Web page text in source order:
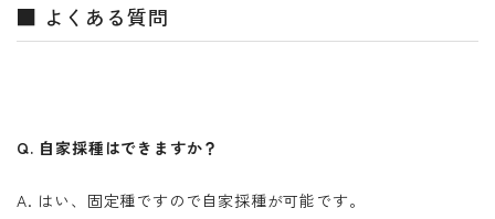
■ よくある質問
Q. 自家採種はできますか？
A. はい、固定種ですので自家採種が可能です。